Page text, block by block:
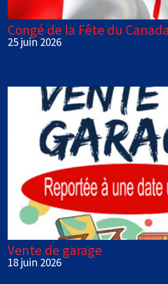
Congé de la Fête du Canada
25 juin 2026
Vente de garage
18 juin 2026